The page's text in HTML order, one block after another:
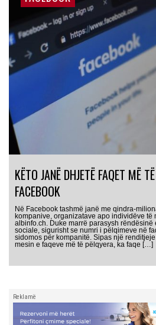
KËTO JANË DHJETË FAQET MË
FACEBOOK
Në Facebook tashmë janë me qindra-
kompanive, organizatave apo individëve të
albinfo.ch. Duke marrë parasysh rëndësinë
sociale, sigurisht se numri i pëlqimeve në
sidomos për kompanitë. Sipas një
mesin e faqeve më të pëlqyera, ka faqe […]
Reklamë